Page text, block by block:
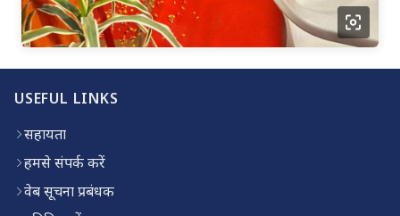
USEFUL LINKS
सहायता
हमसे संपर्क करें
वेब सूचना प्रबंधक